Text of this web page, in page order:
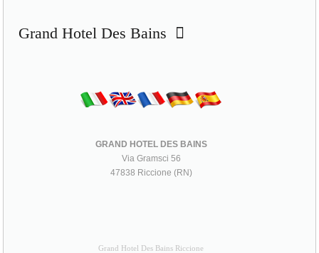
Grand Hotel Des Bains
GRAND HOTEL DES BAINS
Via Gramsci 56
47838 Riccione (RN)
Grand Hotel Des Bains Riccione